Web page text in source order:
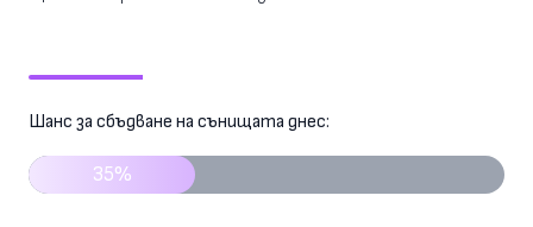
Шанс за сбъдване на сънищата днес:
35%